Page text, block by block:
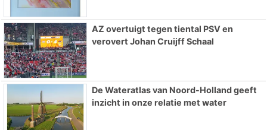
AZ overtuigt tegen tiental PSV en
verovert Johan Cruijff Schaal
De Wateratlas van Noord-Holland geeft
inzicht in onze relatie met water